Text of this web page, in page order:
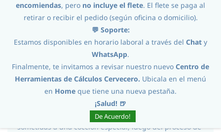
Caramelizadas
Son maltas con un proceso de horneado intenso, pero
no lo suficiente como para haber eliminado su
capacidad para fermentar.
Maltas Caramelo (Crystal): Las maltas Caramelo son
sometidas a una cocción especial, luego del proceso de
encomiendas, pero no incluye el flete. El flete se paga al
retirar o recibir el pedido (según oficina o domicilio).
💬 Soporte:
Estamos disponibles en horario laboral a través del Chat y
WhatsApp.
Finalmente, te invitamos a revisar nuestro nuevo Centro de
Herramientas de Cálculos Cervecero. Ubicala en el menú
en Home que tiene una nueva pestaña.
¡Salud! 🍺
De Acuerdo!